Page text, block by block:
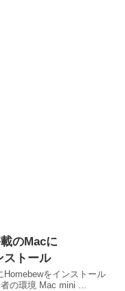
のMacに
ストール
をインストール
の環境 Mac mini ...